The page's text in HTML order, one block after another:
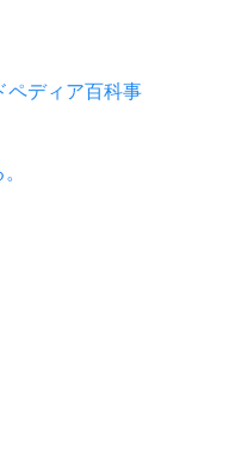
ペディア百科事